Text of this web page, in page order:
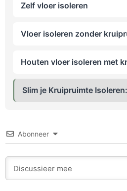
Zelf vloer isoleren
Vloer isoleren zonder
Houten vloer isoleren met
Slim je Kruipruimte
Abonneer